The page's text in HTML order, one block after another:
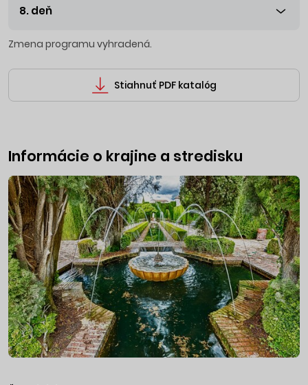
8. deň
Zmena programu vyhradená.
Stiahnuť PDF katalóg
Informácie o krajine a stredisku